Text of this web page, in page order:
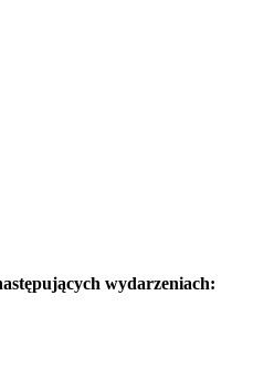
wydarzeniach: